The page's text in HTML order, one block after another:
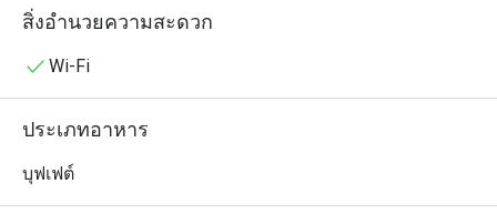
วันและมื้อเย็น
สัญชาติ ทั้งอาหารไทย จีน ตะวันตก ญี่ปุ่น อินเดีย และ
หอยแมลงภู่สดใหม่ ซูชิคำโต สเตชันปรุงสดอย่างเทปันยากิ
ปิดท้ายมื้ออาหารด้วยของหวานนานาชนิด ทั้งขนมปัง เค้ก
สิ่งอำนวยความสะดวก
Wi-Fi
ประเภทอาหาร
บุฟเฟต์